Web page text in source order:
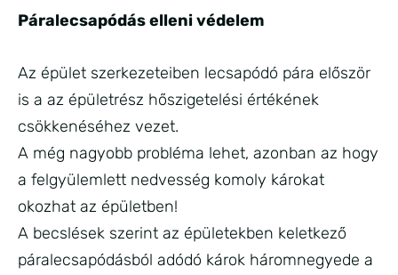
Páralecsapódás elleni védelem
Az épület szerkezeteiben lecsapódó pára először
is a az épületrész hőszigetelési értékének
csökkenéséhez vezet.
A még nagyobb probléma lehet, azonban az hogy
a felgyülemlett nedvesség komoly károkat
okozhat az épületben!
A becslések szerint az épületekben keletkező
páralecsapódásból adódó károk háromnegyede a